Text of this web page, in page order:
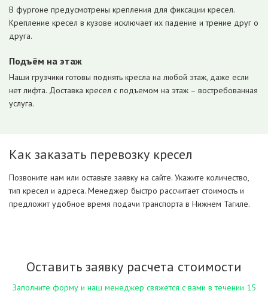
В фургоне предусмотрены крепления для фиксации кресел.
Крепление кресел в кузове исключает их падение и трение друг о
друга.
Подъём на этаж
Наши грузчики готовы поднять кресла на любой этаж, даже если
нет лифта. Доставка кресел с подъемом на этаж – востребованная
услуга.
Как заказать перевозку кресел
Позвоните нам или оставьте заявку на сайте. Укажите количество,
тип кресел и адреса. Менеджер быстро рассчитает стоимость и
предложит удобное время подачи транспорта в Нижнем Тагиле.
Оставить заявку расчета стоимости
Заполните форму и наш менеджер свяжется с вами в течении 15